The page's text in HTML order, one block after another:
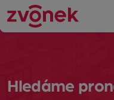
Hledáme